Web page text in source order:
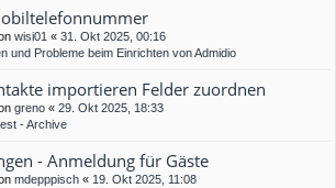
wisi01 « 31. Okt 2025, 00:16
und Probleme beim Einrichten von Admidio
importieren Felder zuordnen
greno « 29. Okt 2025, 18:33
- Archive
- Anmeldung für Gäste
mdepppisch « 19. Okt 2025, 11:08